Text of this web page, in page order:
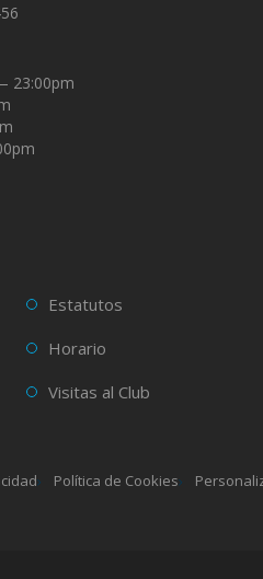
23:00pm
Estatutos
Horario
Visitas al Club
Política de Cookies